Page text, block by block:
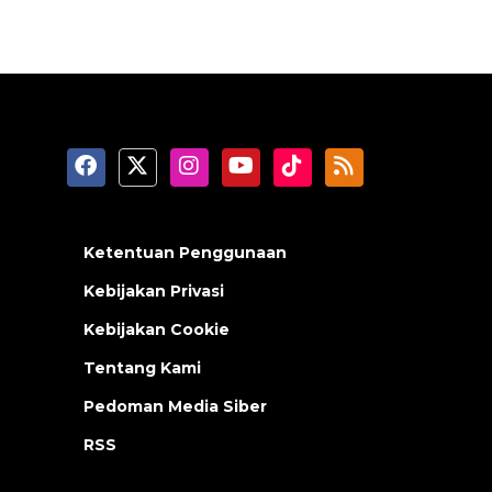
Ketentuan Penggunaan
Kebijakan Privasi
Kebijakan Cookie
Tentang Kami
Pedoman Media Siber
RSS